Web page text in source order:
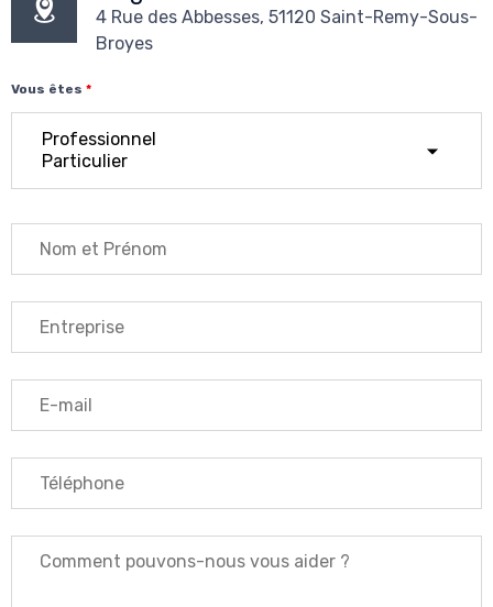
4 Rue des Abbesses, 51120 Saint-Remy-Sous-
Broyes
Vous êtes *